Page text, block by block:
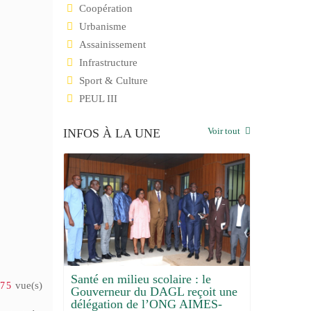
vue(s)
Coopération
Urbanisme
Assainissement
Infrastructure
Sport & Culture
PEUL III
INFOS À LA UNE Voir tout
bilan
Santé en milieu scolaire : le
Gouverneur du DAGL reçoit une
délégation de l’ONG AIMES-